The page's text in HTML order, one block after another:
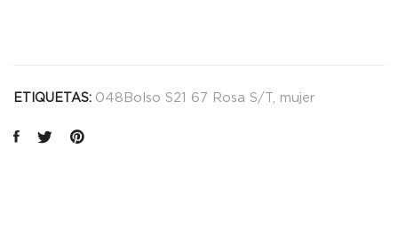
ETIQUETAS: 048Bolso S21 67 Rosa S/T mujer